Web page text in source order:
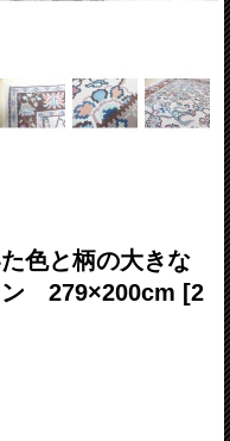
色と柄の大きな
279×200cm [2